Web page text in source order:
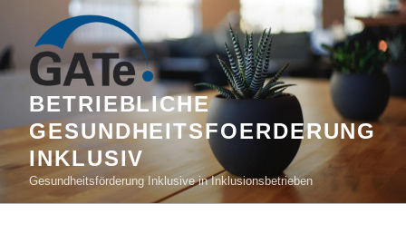
BETRIEBLICHE
GESUNDHEITSFOERDERUNG
INKLUSIV
Gesundheitsförderung Inklusive in Inklusionsbetrieben